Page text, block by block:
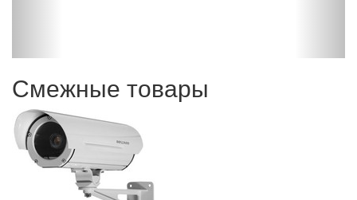
Смежные товары